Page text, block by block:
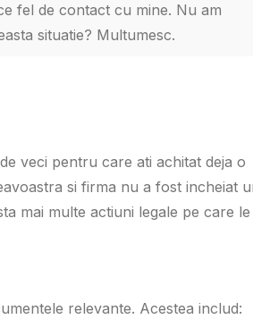
fel de contact cu mine. Nu am
situatie? Multumesc.
veci pentru care ati achitat deja o
si firma nu a fost incheiat
mai multe actiuni legale pe care le
relevante. Acestea includ: